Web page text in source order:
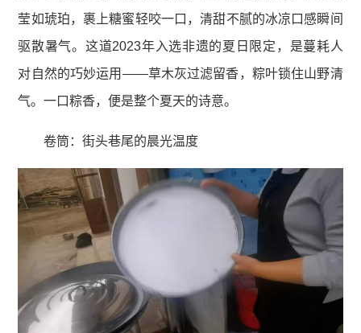
莹如琥珀，裹上糖蜜轻咬一口，清甜不腻的冰凉口感瞬间
驱散暑气。这道2023年入选非遗的夏日限定，是蔓耗人
对自然的巧妙运用——草木灰过滤留香，粽叶锁住山野清
气。一口粽香，便是整个夏天的诗意。
卷筒：街头巷尾的晨光温度